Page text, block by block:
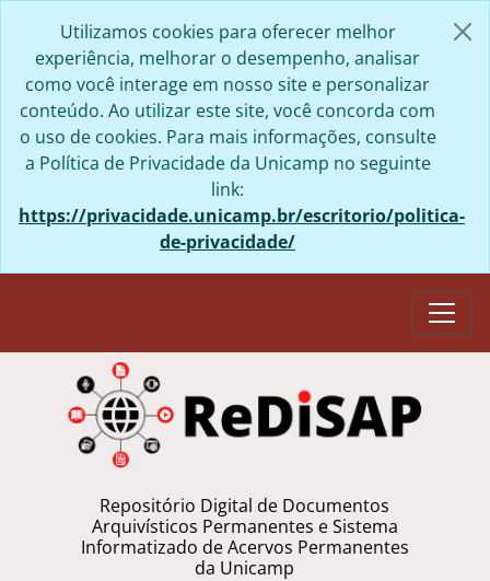
Utilizamos cookies para oferecer melhor
experiência, melhorar o desempenho, analisar
como você interage em nosso site e personalizar
conteúdo. Ao utilizar este site, você concorda com
o uso de cookies. Para mais informações, consulte
a Política de Privacidade da Unicamp no seguinte
link:
https://privacidade.unicamp.br/escritorio/politica-
de-privacidade/
Repositório Digital de Documentos
Arquivísticos Permanentes e Sistema
Informatizado de Acervos Permanentes
da Unicamp